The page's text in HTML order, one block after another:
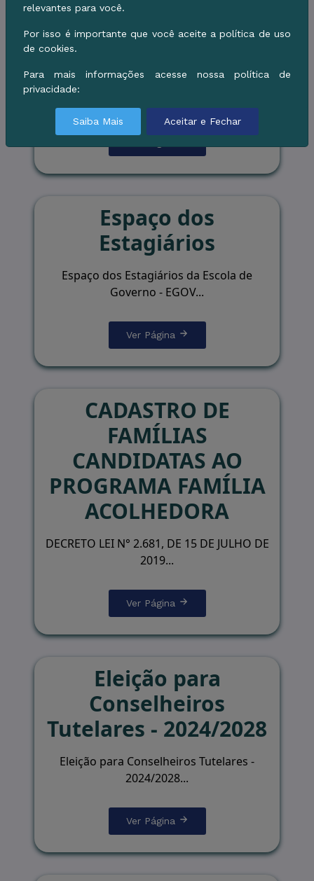
do Trabalho e da
Educação na Saúde
ao evento, faça sua inscrição e emita seu
Espaço dos
Estagiários
Espaço dos Estagiários da Escola de
Governo - EGOV...
Ver Página
CADASTRO DE
FAMÍLIAS
CANDIDATAS AO
PROGRAMA FAMÍLIA
ACOLHEDORA
DECRETO LEI N° 2.681, DE 15 DE JULHO DE
2019...
Ver Página
Eleição para
Conselheiros
Tutelares - 2024/2028
Eleição para Conselheiros Tutelares -
2024/2028...
Ver Página
relevantes para você.
Por isso é importante que você aceite a política de uso
de cookies.
Para mais informações acesse nossa política de
privacidade:
Saiba Mais Aceitar e Fechar